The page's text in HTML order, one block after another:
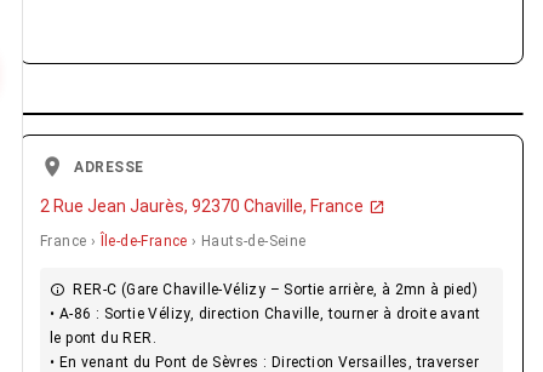
ADRESSE
2 Rue Jean Jaurès, 92370 Chaville, France
France › Île-de-France › Hauts-de-Seine
RER-C (Gare Chaville-Vélizy – Sortie arrière, à 2mn à pied)
• A-86 : Sortie Vélizy, direction Chaville, tourner à droite avant
le pont du RER.
• En venant du Pont de Sèvres : Direction Versailles, traverser